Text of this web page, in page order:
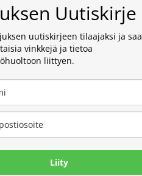
Uutiskirje
uutiskirjeen tilaajaksi ja saa
vinkkejä ja tietoa
liittyen.
Liity